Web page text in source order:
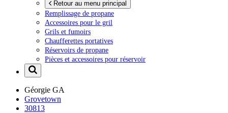
Retour au menu principal
Remplissage de propane
Accessoires pour le gril
Grils et fumoirs
Chaufferettes portatives
Réservoirs de propane
Pièces et accessoires pour réservoir
Géorgie GA
Grovetown
30813